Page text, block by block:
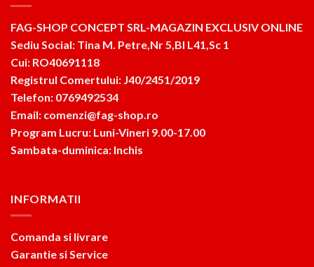
FAG-SHOP CONCEPT SRL-MAGAZIN EXCLUSIV ONLINE
Sediu Social: Tina M. Petre,Nr 5,Bl L41,Sc 1
Cui: RO40691118
Registrul Comertului: J40/2451/2019
Telefon: 0769492534
Email: comenzi@fag-shop.ro
Program Lucru: Luni-Vineri 9.00-17.00
Sambata-duminica: Inchis
INFORMATII
Comanda si livrare
Garantie si Service